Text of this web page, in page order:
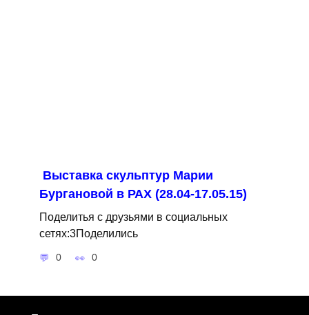
Выставка скульптур Марии
Бургановой в РАХ (28.04-17.05.15)
Поделитья с друзьями в социальных
сетях:3Поделились
0 0